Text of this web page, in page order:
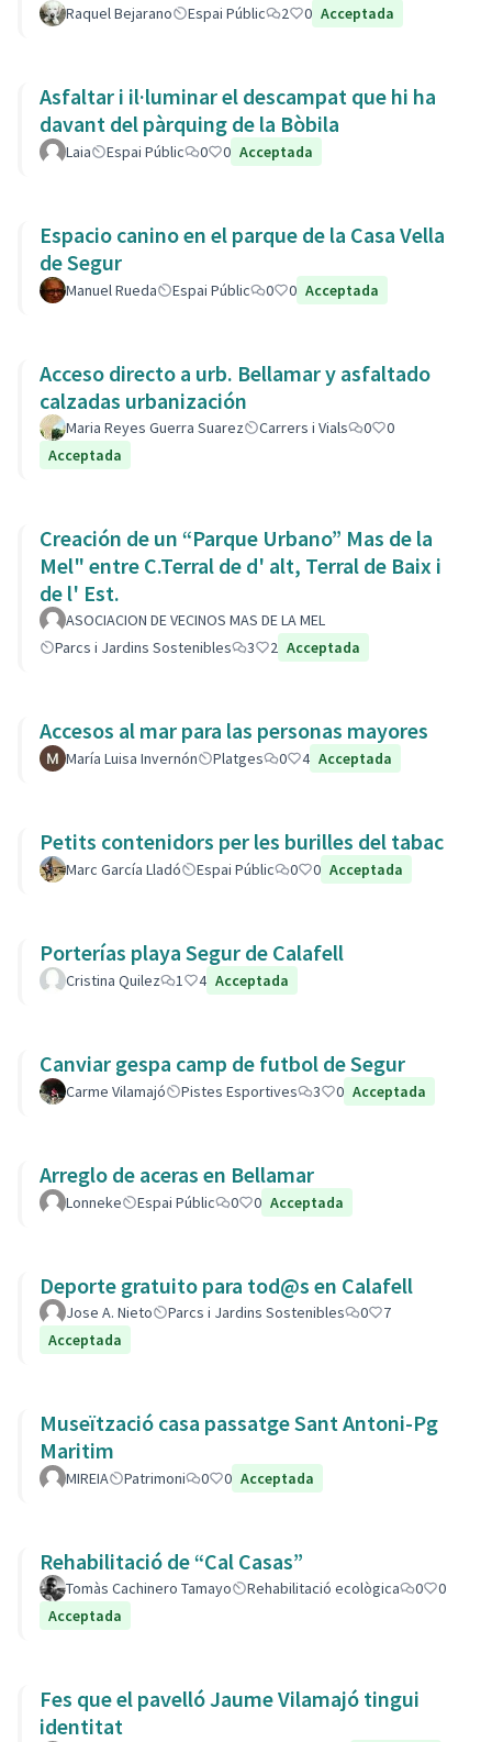
Raquel Bejarano Espai Públic 2 0 Acceptada
Asfaltar i il·luminar el descampat que hi ha
davant del pàrquing de la Bòbila
Laia Espai Públic 0 0 Acceptada
Espacio canino en el parque de la Casa Vella
de Segur
Manuel Rueda Espai Públic 0 0 Acceptada
Acceso directo a urb. Bellamar y asfaltado
calzadas urbanización
Maria Reyes Guerra Suarez Carrers i Vials 0
0
Acceptada
Creación de un “Parque Urbano” Mas de la
Mel" entre C.Terral de d' alt, Terral de Baix i
de l' Est.
ASOCIACION DE VECINOS MAS DE LA MEL
Parcs i Jardins Sostenibles
3 2 Acceptada
Accesos al mar para las personas mayores
María Luisa Invernón Platges 0 4 Acceptada
Petits contenidors per les burilles del tabac
Marc García Lladó Espai Públic 0 0 Acceptada
Porterías playa Segur de Calafell
Cristina Quilez 1 4 Acceptada
Canviar gespa camp de futbol de Segur
Carme Vilamajó Pistes Esportives 3 0 Acceptada
Arreglo de aceras en Bellamar
Lonneke Espai Públic 0 0 Acceptada
Deporte gratuito para tod@s en Calafell
Jose A. Nieto Parcs i Jardins Sostenibles 0
7
Acceptada
Museïtzació casa passatge Sant Antoni-Pg
Maritim
MIREIA Patrimoni 0 0 Acceptada
Rehabilitació de “Cal Casas”
Tomàs Cachinero Tamayo Rehabilitació ecològica 0
0
Acceptada
Fes que el pavelló Jaume Vilamajó tingui
identitat